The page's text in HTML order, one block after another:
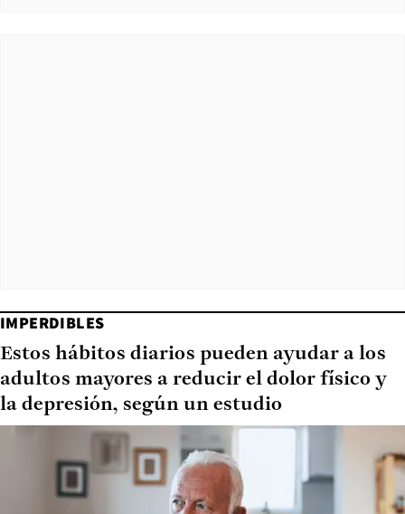
IMPERDIBLES
Estos hábitos diarios pueden ayudar a los
adultos mayores a reducir el dolor físico y
la depresión, según un estudio